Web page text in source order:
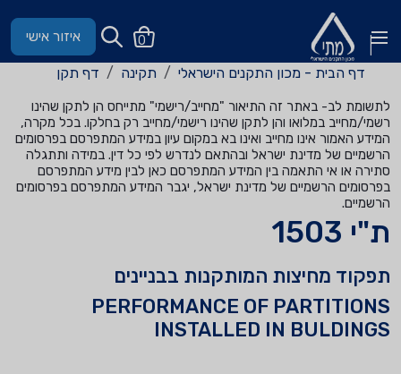
0 איזור אישי
דף הבית - מכון התקנים הישראלי תקינה דף תקן
לתשומת לב- באתר זה התיאור "מחייב/רישמי" מתייחס הן לתקן שהינו
רשמי/מחייב במלואו והן לתקן שהינו רישמי/מחייב רק בחלקו. בכל מקרה,
המידע האמור אינו מחייב ואינו בא במקום עיון במידע המתפרסם בפרסומים
הרשמיים של מדינת ישראל ובהתאם לנדרש לפי כל דין. במידה ותתגלה
סתירה או אי התאמה בין המידע המתפרסם כאן לבין מידע המתפרסם
בפרסומים הרשמיים של מדינת ישראל, יגבר המידע המתפרסם בפרסומים
הרשמיים.
ת"י 1503
תפקוד מחיצות המותקנות בבניינים
PERFORMANCE OF PARTITIONS
INSTALLED IN BULDINGS